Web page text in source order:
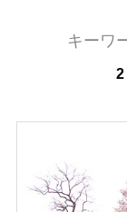
キーワ
2